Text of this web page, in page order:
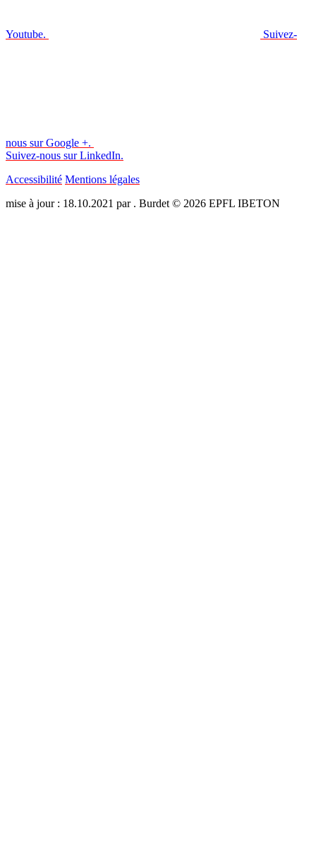
Youtube. Suivez-
nous sur Google +.
Suivez-nous sur LinkedIn.
Accessibilité Mentions légales
mise à jour : 18.10.2021 par . Burdet © 2026 EPFL IBETON